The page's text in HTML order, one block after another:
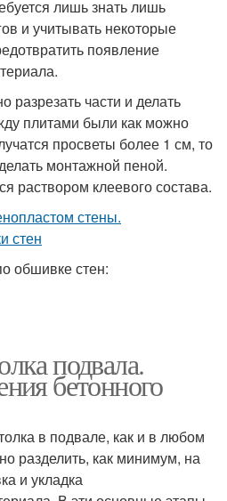
лишь знать лишь
и учитывать некоторые
появление
разрезать части и делать
плитами были как можно
просветы более 1 см, то
монтажной пеной.
раствором клеевого состава.
обшивке стен:
подвала.
бетонного
в подвале, как и в любом
разделить, как минимум, на
и укладка